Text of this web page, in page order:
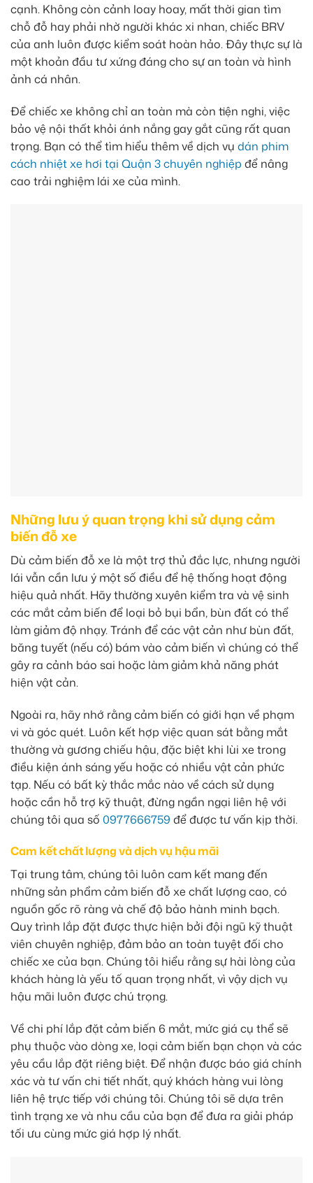
cạnh. Không còn cảnh loay hoay, mất thời gian tìm
chỗ đỗ hay phải nhờ người khác xi nhan, chiếc BRV
của anh luôn được kiểm soát hoàn hảo. Đây thực sự là
một khoản đầu tư xứng đáng cho sự an toàn và hình
ảnh cá nhân.
Để chiếc xe không chỉ an toàn mà còn tiện nghi, việc
bảo vệ nội thất khỏi ánh nắng gay gắt cũng rất quan
trọng. Bạn có thể tìm hiểu thêm về dịch vụ dán phim
cách nhiệt xe hơi tại Quận 3 chuyên nghiệp để nâng
cao trải nghiệm lái xe của mình.
Những lưu ý quan trọng khi sử dụng cảm
biến đỗ xe
Dù cảm biến đỗ xe là một trợ thủ đắc lực, nhưng người
lái vẫn cần lưu ý một số điều để hệ thống hoạt động
hiệu quả nhất. Hãy thường xuyên kiểm tra và vệ sinh
các mắt cảm biến để loại bỏ bụi bẩn, bùn đất có thể
làm giảm độ nhạy. Tránh để các vật cản như bùn đất,
băng tuyết (nếu có) bám vào cảm biến vì chúng có thể
gây ra cảnh báo sai hoặc làm giảm khả năng phát
hiện vật cản.
Ngoài ra, hãy nhớ rằng cảm biến có giới hạn về phạm
vi và góc quét. Luôn kết hợp việc quan sát bằng mắt
thường và gương chiếu hậu, đặc biệt khi lùi xe trong
điều kiện ánh sáng yếu hoặc có nhiều vật cản phức
tạp. Nếu có bất kỳ thắc mắc nào về cách sử dụng
hoặc cần hỗ trợ kỹ thuật, đừng ngần ngại liên hệ với
chúng tôi qua số 0977666759 để được tư vấn kịp thời.
Cam kết chất lượng và dịch vụ hậu mãi
Tại trung tâm, chúng tôi luôn cam kết mang đến
những sản phẩm cảm biến đỗ xe chất lượng cao, có
nguồn gốc rõ ràng và chế độ bảo hành minh bạch.
Quy trình lắp đặt được thực hiện bởi đội ngũ kỹ thuật
viên chuyên nghiệp, đảm bảo an toàn tuyệt đối cho
chiếc xe của bạn. Chúng tôi hiểu rằng sự hài lòng của
khách hàng là yếu tố quan trọng nhất, vì vậy dịch vụ
hậu mãi luôn được chú trọng.
Về chi phí lắp đặt cảm biến 6 mắt, mức giá cụ thể sẽ
phụ thuộc vào dòng xe, loại cảm biến bạn chọn và các
yêu cầu lắp đặt riêng biệt. Để nhận được báo giá chính
xác và tư vấn chi tiết nhất, quý khách hàng vui lòng
liên hệ trực tiếp với chúng tôi. Chúng tôi sẽ dựa trên
tình trạng xe và nhu cầu của bạn để đưa ra giải pháp
tối ưu cùng mức giá hợp lý nhất.